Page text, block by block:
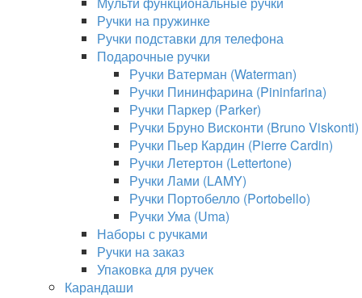
Ручки на пружинке
Ручки подставки для телефона
Подарочные ручки
Ручки Ватерман (Waterman)
Ручки Пининфарина (Pininfarina)
Ручки Паркер (Parker)
Ручки Бруно Висконти (Bruno Viskonti)
Ручки Пьер Кардин (Pierre Cardin)
Ручки Летертон (Lettertone)
Ручки Лами (LAMY)
Ручки Портобелло (Portobello)
Ручки Ума (Uma)
Наборы с ручками
Ручки на заказ
Упаковка для ручек
Карандаши